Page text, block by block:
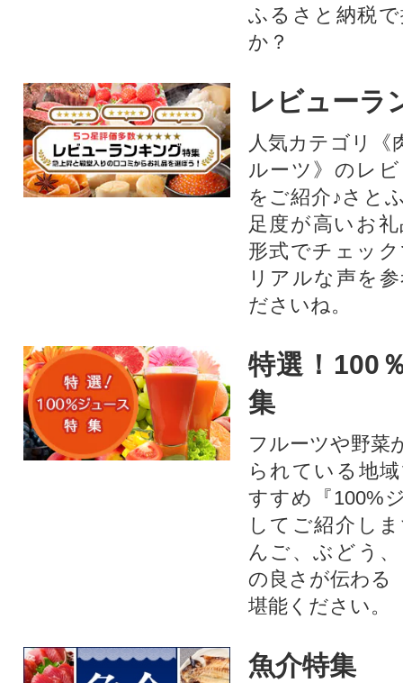
ふるさと納税
か？
レビューラ
人気カテゴリ《
ルーツ》のレ
をご紹介♪さと
足度が高いお
形式でチェッ
リアルな声を
ださいね。
特選！100
集
フルーツや野菜
られている地
すすめ『100%
してご紹介し
んご、ぶどう
の良さが伝わる
堪能ください。
魚介特集